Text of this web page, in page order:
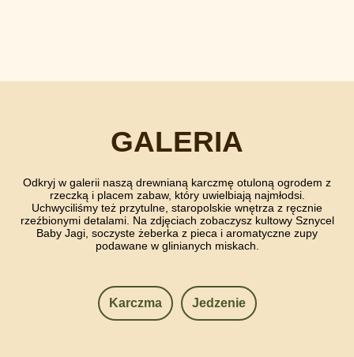
GALERIA
Odkryj w galerii naszą drewnianą karczmę otuloną ogrodem z
rzeczką i placem zabaw, który uwielbiają najmłodsi.
Uchwyciliśmy też przytulne, staropolskie wnętrza z ręcznie
rzeźbionymi detalami. Na zdjęciach zobaczysz kultowy Sznycel
Baby Jagi, soczyste żeberka z pieca i aromatyczne zupy
podawane w glinianych miskach.
Karczma Jedzenie